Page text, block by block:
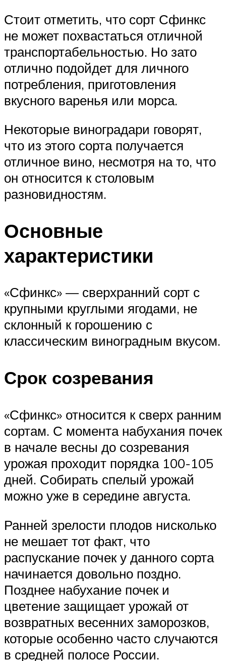
Стоит отметить, что сорт Сфинкс
не может похвастаться отличной
транспортабельностью. Но зато
отлично подойдет для личного
потребления, приготовления
вкусного варенья или морса.
Некоторые виноградари говорят,
что из этого сорта получается
отличное вино, несмотря на то, что
он относится к столовым
разновидностям.
Основные
характеристики
«Сфинкс» — сверхранний сорт с
крупными круглыми ягодами, не
склонный к горошению с
классическим виноградным вкусом.
Срок созревания
«Сфинкс» относится к сверх ранним
сортам. С момента набухания почек
в начале весны до созревания
урожая проходит порядка 100-105
дней. Собирать спелый урожай
можно уже в середине августа.
Ранней зрелости плодов нисколько
не мешает тот факт, что
распускание почек у данного сорта
начинается довольно поздно.
Позднее набухание почек и
цветение защищает урожай от
возвратных весенних заморозков,
которые особенно часто случаются
в средней полосе России.